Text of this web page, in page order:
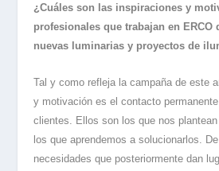
¿Cuáles son las inspiraciones y
profesionales que trabajan en ERCO
nuevas luminarias y proyectos de
Tal y como refleja la campaña de este
y motivación es el contacto
clientes. Ellos son los que nos
los que aprendemos a solucionarlos.
necesidades que posteriormente dan